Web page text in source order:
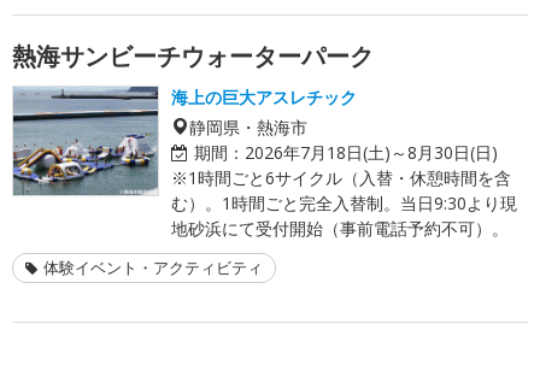
熱海サンビーチウォーターパーク
海上の巨大アスレチック
静岡県・熱海市
期間： 2026年7月18日(土)～8月30日(日)
※1時間ごと6サイクル（入替・休憩時間を含
む）。1時間ごと完全入替制。当日9:30より現
地砂浜にて受付開始（事前電話予約不可）。
体験イベント・アクティビティ